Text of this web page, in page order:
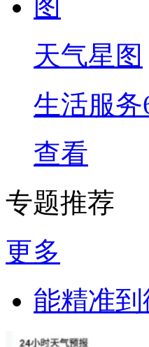
天气星图
生活服务
查看
专题推荐
更多
能精准